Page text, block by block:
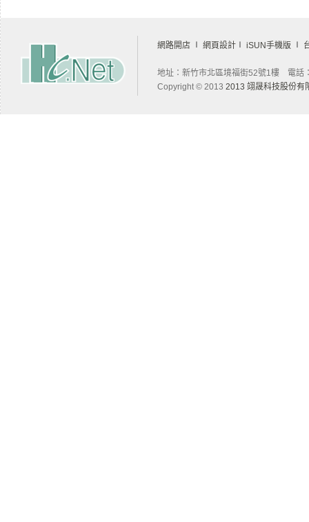
網路開店 ∣ 網頁設計 ∣ iSUN手機版 ∣
地址：新竹市北區境福街52號1樓 電
Copyright © 2013 2013 翊晟科技股份有